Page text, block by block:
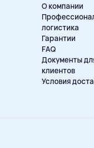
О компании
логистика
Гарантии
FAQ
Документы
клиентов
Условия